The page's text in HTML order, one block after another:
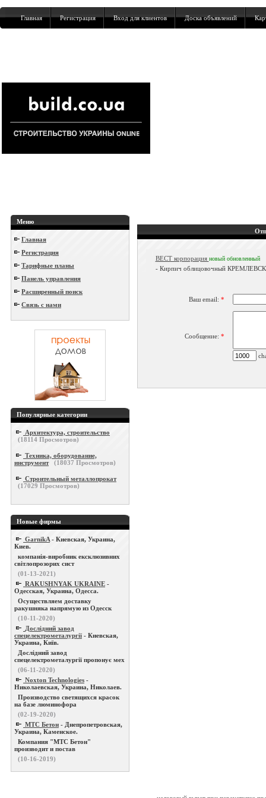
Главная Регистрация Вход для клиентов Доска объявлений
Меню
Главная
Регистрация
Тарифные планы
Панель управления
Расширенный поиск
Связь с нами
Популярные категории
Архитектура, строительство
(18114 Просмотров)
Техника, оборудование,
инструмент
(18037 Просмотров)
Строительный металлопрокат
(17029 Просмотров)
Новые фирмы
GarnikA - Киевская, Украина,
Киев.
компанія-виробник ексклюзивних
світлопрозорих сист
(01-13-2021)
RAKUSHNYAK UKRAINE -
Одесская, Украина, Одесса.
Осуществляем доставку
ракушняка напрямую из Одесск
(10-11-2020)
Дослідний завод
спецелектрометалургії - Киевская,
Украина, Київ.
Дослідний завод
спецелектрометалургії пропонує мех
(06-11-2020)
Noxton Technologies -
Николаевская, Украина, Николаев.
Производство светящихся красок
на базе люминофора
(02-19-2020)
МТС Бетон - Днепропетровская,
Украина, Каменское.
Компания "МТС Бетон"
производит и постав
(10-16-2019)
ВЕСТ корпорация новый обновленный
- Кирпич облицовочный
Ваш email: *
Сообщение: *